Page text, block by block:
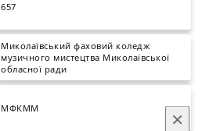
×
657
Миколаївський фаховий коледж
музичного мистецтва Миколаївської
обласної ради
МФКММ